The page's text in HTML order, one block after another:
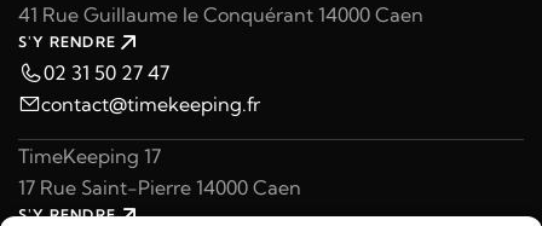
41 Rue Guillaume le Conquérant 14000 Caen
S'Y RENDRE
02 31 50 27 47
contact@timekeeping.fr
TimeKeeping 17
17 Rue Saint-Pierre 14000 Caen
S'Y RENDRE